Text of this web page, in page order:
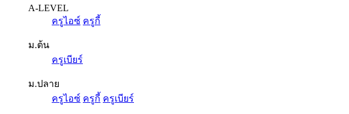
A-LEVEL
ครูไอซ์ ครูกี้
ม.ต้น
ครูเบียร์
ม.ปลาย
ครูไอซ์ ครูกี้ ครูเบียร์